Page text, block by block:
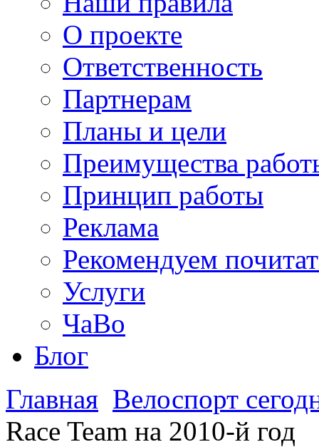
О проекте
Ответственность
Партнерам
Планы и цели
Преимущества
Принцип работы
Реклама
Рекомендуем
Услуги
ЧаВо
Блог
Главная Велоспорт
Race Team на 2010-й год